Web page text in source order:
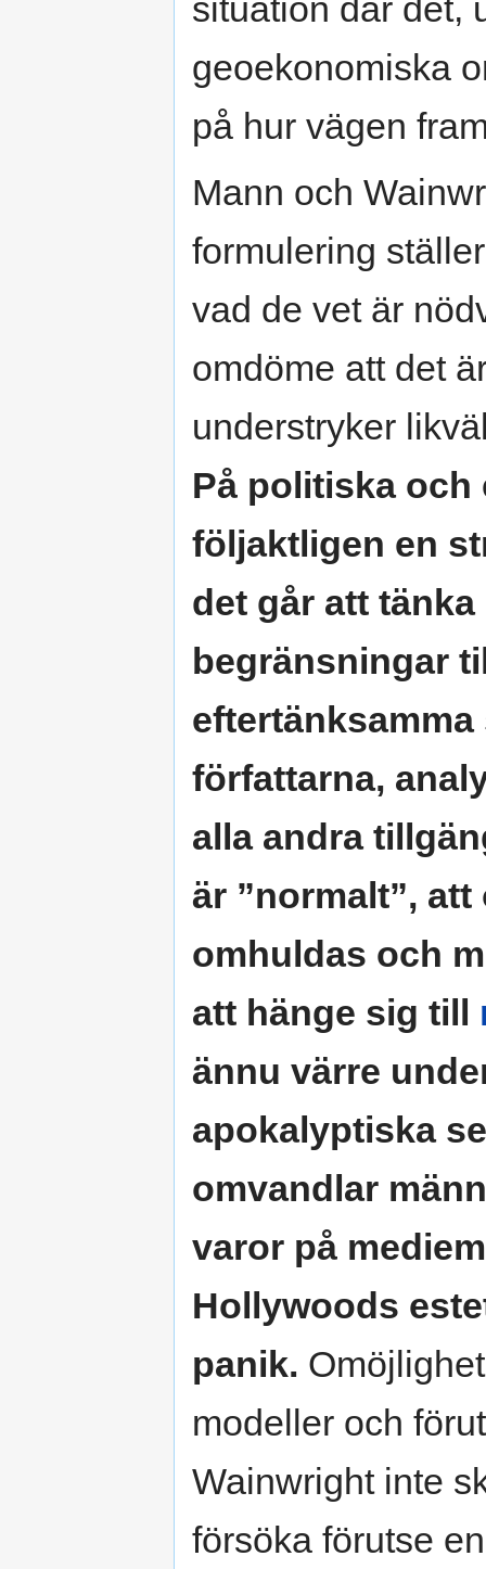
situation där det,
geoekonomiska
på hur vägen
Mann och
formulering
vad de vet är
omdöme att det
understryker
På politiska
följaktligen en
det går att
begränsningar
författarna,
alla andra
är ”normalt”,
omhuldas och
att hänge sig till
ännu värre
apokalyptiska
omvandlar
varor på
Hollywoods
panik.
modeller och
Wainwright inte
försöka förutse